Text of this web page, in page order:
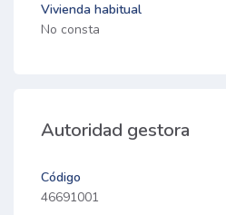
Vivienda habitual
No consta
Autoridad gestora
Código
46691001